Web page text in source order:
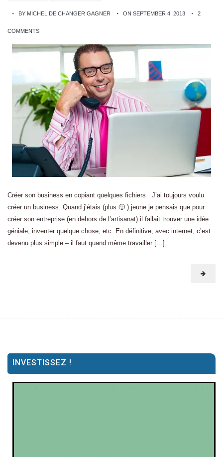
BY MICHEL DE CHANGER GAGNER ON SEPTEMBER 4, 2013 2
COMMENTS
Créer son business en copiant quelques fichiers J’ai toujours voulu
créer un business. Quand j’étais (plus 🙂 ) jeune je pensais que pour
créer son entreprise (en dehors de l’artisanat) il fallait trouver une idée
géniale, inventer quelque chose, etc. En définitive, avec internet, c’est
devenu plus simple – il faut quand même travailler […]
INVESTISSEZ !